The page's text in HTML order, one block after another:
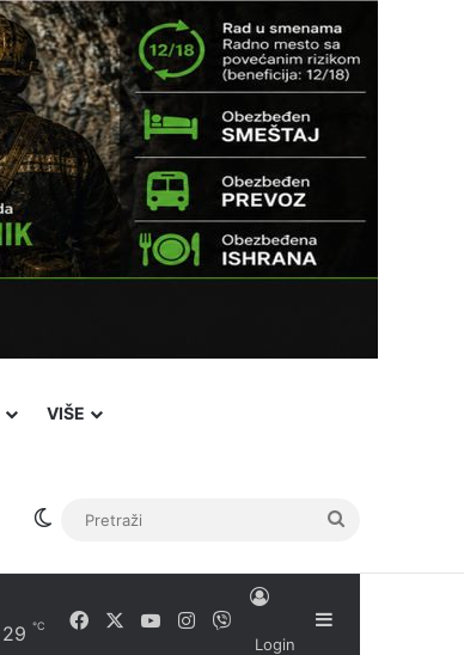
VIŠE
Switch skin
29 ℃ FacebookYouTubeInstagram
Viber
Login
Sidebar